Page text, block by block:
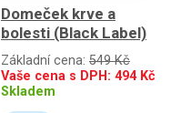
Domeček krve a
bolesti (Black Label)
Základní cena: 549 Kč
Vaše cena s DPH: 494Kč
Skladem